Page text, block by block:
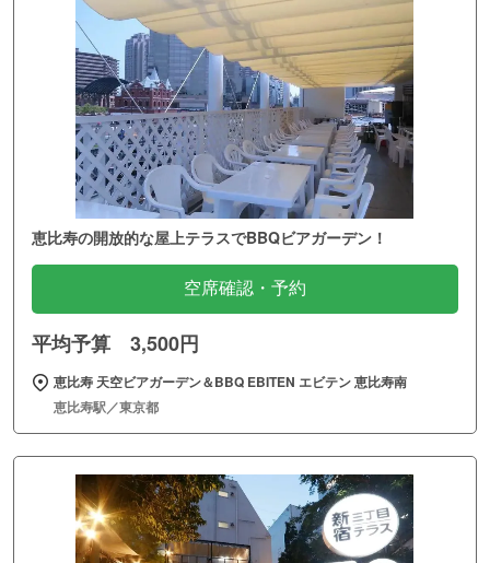
恵比寿の開放的な屋上テラスでBBQビアガーデン！
空席確認・予約
平均予算 3,500円
恵比寿 天空ビアガーデン＆BBQ EBITEN エビテン 恵比寿南
恵比寿駅／東京都